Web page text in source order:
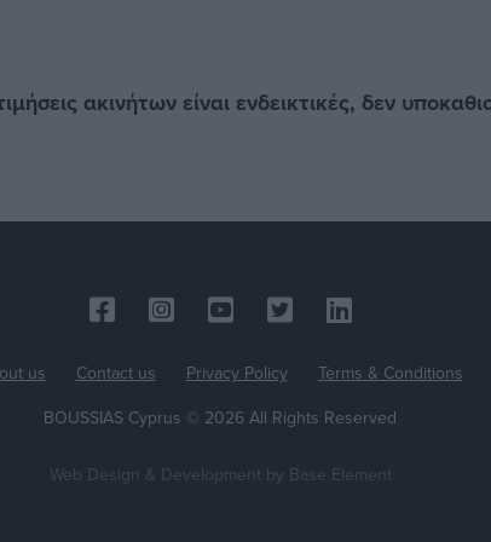
ακινήτων είναι ενδεικτικές, δεν
us Contact us Privacy Policy
Terms & Conditions
BOUSSIAS Cyprus © 2026 All Rights Reserved
Web Design & Development by Base Element